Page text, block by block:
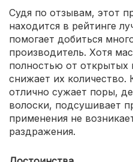
Судя по отзывам, этот
находится в рейтинге
помогает добиться
производитель. Хотя
полностью от открытых
снижает их количество.
отлично сужает поры,
волоски, подсушивает
применения не
раздражения.